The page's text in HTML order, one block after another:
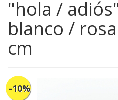
"hola /
blanco /
cm
-10%